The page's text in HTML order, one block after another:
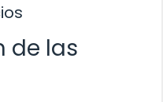
de las